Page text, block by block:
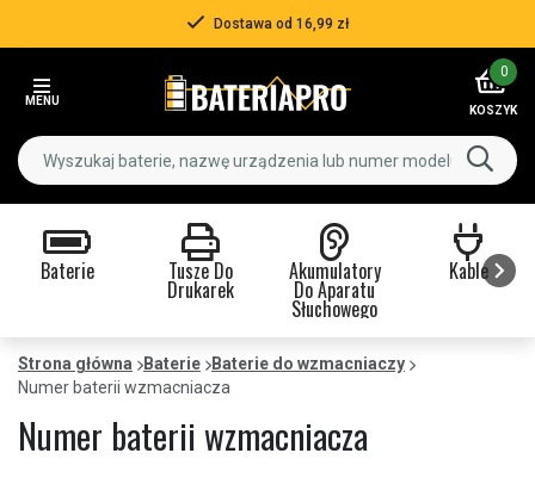
Dostawa od 16,99 zł
MENU
0
KOSZYK
Baterie Tusze Do
Drukarek
Akumulatory
Do Aparatu
Słuchowego
Kable
Strona główna Baterie
Baterie do wzmacniaczy
Numer baterii wzmacniacza
Numer baterii wzmacniacza